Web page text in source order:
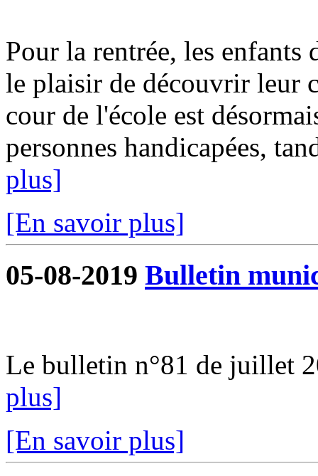
Pour la rentrée, les
le plaisir de découvrir leur
cour de l'école est
personnes handicapées,
plus]
[En savoir plus]
05-08-2019 Bulletin
Le bulletin n°81 de juillet
plus]
[En savoir plus]